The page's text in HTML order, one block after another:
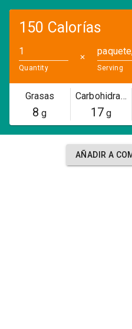
150 Calorías
Quantity
✕
Serving
Grasas
8 g
Carbohidratos
17g
AÑADIR A